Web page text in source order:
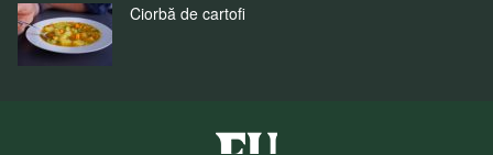
Ciorbă de cartofi